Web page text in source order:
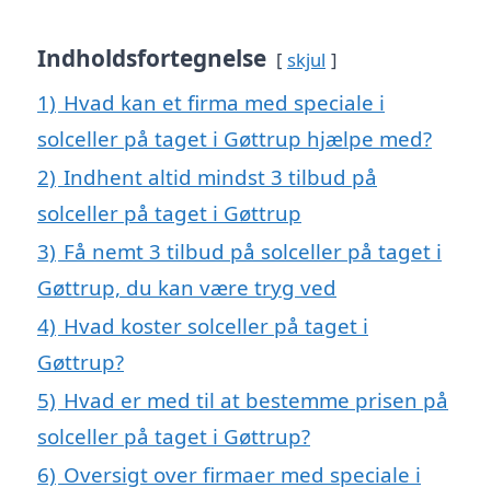
Indholdsfortegnelse skjul
1) Hvad kan et firma med speciale i
solceller på taget i Gøttrup hjælpe med?
2) Indhent altid mindst 3 tilbud på
solceller på taget i Gøttrup
3) Få nemt 3 tilbud på solceller på taget i
Gøttrup, du kan være tryg ved
4) Hvad koster solceller på taget i
Gøttrup?
5) Hvad er med til at bestemme prisen på
solceller på taget i Gøttrup?
6) Oversigt over firmaer med speciale i